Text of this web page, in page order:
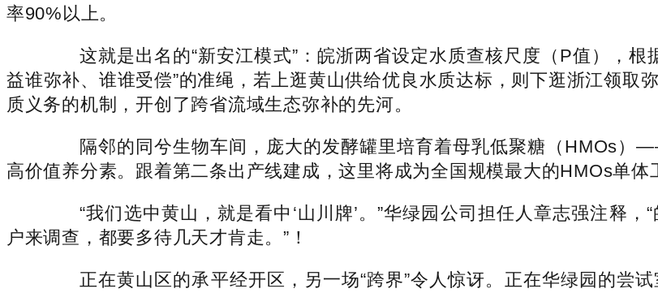
率90%以上。
这就是出名的“新安江模式”：皖浙两省设定水质查核尺度（P值），根
益谁弥补、谁谁受偿”的准绳，若上逛黄山供给优良水质达标，则下逛浙江领取
质义务的机制，开创了跨省流域生态弥补的先河。
隔邻的同兮生物车间，庞大的发酵罐里培育着母乳低聚糖（HMOs）
高价值养分素。跟着第二条出产线建成，这里将成为全国规模最大的HMOs单体
“我们选中黄山，就是看中‘山川牌’。”华绿园公司担任人章志强注释，
户来调查，都要多待几天才肯走。”！
正在黄山区的承平经开区，另一场“跨界”令人惊讶。正在华绿园的尝试